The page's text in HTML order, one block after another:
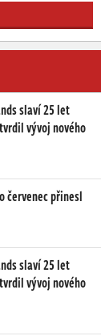
slaví 25 let
vývoj nového
červenec přinesl
slaví 25 let
vývoj nového